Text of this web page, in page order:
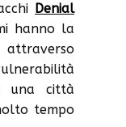
Denial
hanno la
una città
tempo